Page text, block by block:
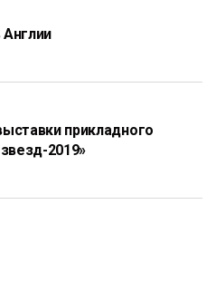
Англии
прикладного
2019»